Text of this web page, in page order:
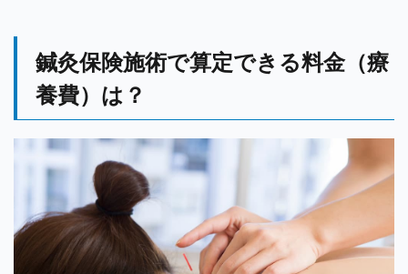
鍼灸保険施術で算定できる料金（療
養費）は？